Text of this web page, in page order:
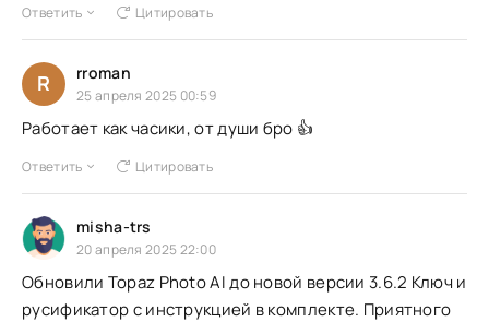
Ответить Цитировать
R rroman
25 апреля 2025 00:59
Работает как часики, от души бро 👍
Ответить Цитировать
misha-trs
20 апреля 2025 22:00
Обновили Topaz Photo AI до новой версии 3.6.2 Ключ и
русификатор с инструкцией в комплекте. Приятного